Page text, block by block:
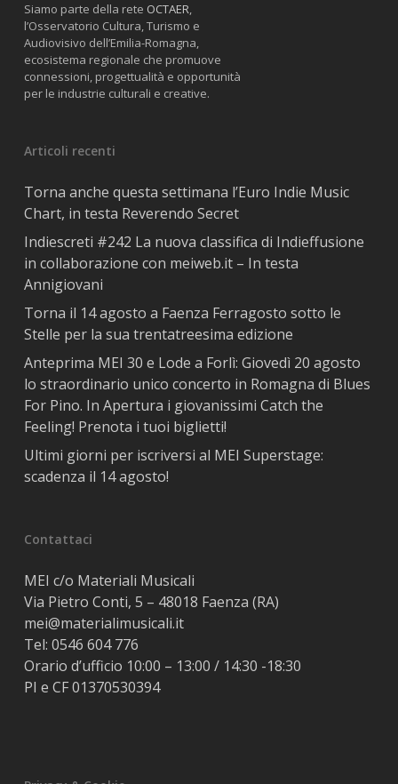
Siamo parte della rete OCTAER,
l’Osservatorio Cultura, Turismo e
Audiovisivo dell’Emilia-Romagna,
ecosistema regionale che promuove
connessioni, progettualità e opportunità
per le industrie culturali e creative.
Articoli recenti
Torna anche questa settimana l’Euro Indie Music
Chart, in testa Reverendo Secret
Indiescreti #242 La nuova classifica di Indieffusione
in collaborazione con meiweb.it – In testa
Annigiovani
Torna il 14 agosto a Faenza Ferragosto sotto le
Stelle per la sua trentatreesima edizione
Anteprima MEI 30 e Lode a Forlì: Giovedì 20 agosto
lo straordinario unico concerto in Romagna di Blues
For Pino. In Apertura i giovanissimi Catch the
Feeling! Prenota i tuoi biglietti!
Ultimi giorni per iscriversi al MEI Superstage:
scadenza il 14 agosto!
Contattaci
MEI c/o Materiali Musicali
Via Pietro Conti, 5 – 48018 Faenza (RA)
mei@materialimusicali.it
Tel: 0546 604 776
Orario d’ufficio 10:00 – 13:00 / 14:30 -18:30
PI e CF 01370530394